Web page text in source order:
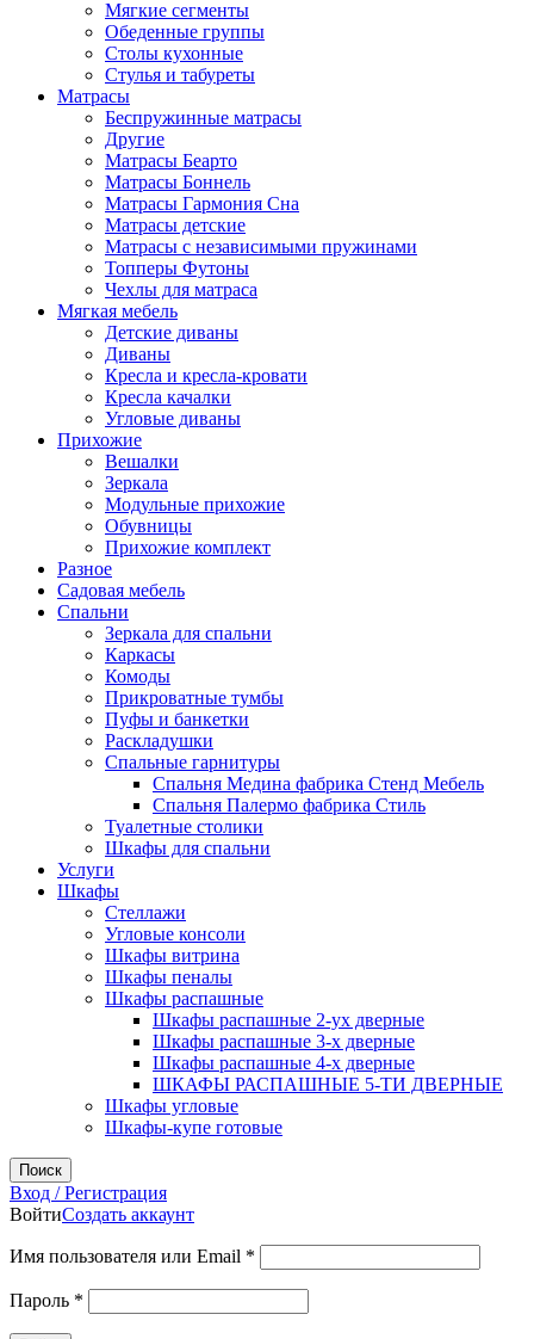
Мягкие сегменты
Обеденные группы
Столы кухонные
Стулья и табуреты
Матрасы
Беспружинные матрасы
Другие
Матрасы Беарто
Матрасы Боннель
Матрасы Гармония Сна
Матрасы детские
Матрасы с независимыми пружинами
Топперы Футоны
Чехлы для матраса
Мягкая мебель
Детские диваны
Диваны
Кресла и кресла-кровати
Кресла качалки
Угловые диваны
Прихожие
Вешалки
Зеркала
Модульные прихожие
Обувницы
Прихожие комплект
Разное
Садовая мебель
Спальни
Зеркала для спальни
Каркасы
Комоды
Прикроватные тумбы
Пуфы и банкетки
Раскладушки
Спальные гарнитуры
Спальня Медина фабрика Стенд Мебель
Спальня Палермо фабрика Стиль
Туалетные столики
Шкафы для спальни
Услуги
Шкафы
Стеллажи
Угловые консоли
Шкафы витрина
Шкафы пеналы
Шкафы распашные
Шкафы распашные 2-ух дверные
Шкафы распашные 3-х дверные
Шкафы распашные 4-х дверные
ШКАФЫ РАСПАШНЫЕ 5-ТИ ДВЕРНЫЕ
Шкафы угловые
Шкафы-купе готовые
Поиск
Вход / Регистрация
ВойтиСоздать аккаунт
Имя пользователя или Email *
Пароль *